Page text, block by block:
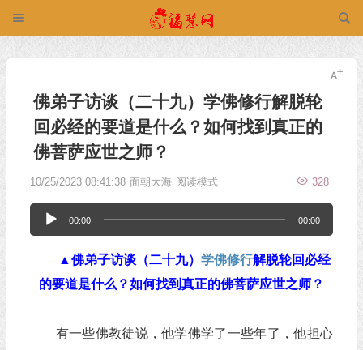
佛弟子访谈（二十九）学佛修行解脱轮
回必经的要道是什么？如何找到真正的
佛菩萨应世之师？
10/25/2023 08:41:38 面朝大海 328
阅读模式
频
放
00:00 00:00
▲佛弟子访谈（二十九） 学佛修行解脱轮回必经
的要道是什么？如何找到真正的佛菩萨应世之师？
有一些佛教徒说，他学佛学了一些年了，他担心